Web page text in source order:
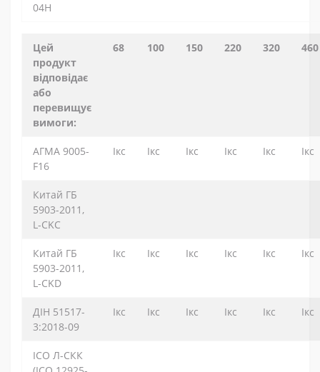
04H
Цей
продукт
відповідає
або
перевищує
вимоги:
68 100 150 220 320 460
АГМА 9005-
F16
Ікс Ікс Ікс Ікс Ікс Ікс
Китай ГБ
5903-2011,
L-CKC
Китай ГБ
5903-2011,
L-CKD
Ікс Ікс Ікс Ікс Ікс Ікс
ДІН 51517-
3:2018-09
Ікс Ікс Ікс Ікс Ікс Ікс
ІСО Л-СКК